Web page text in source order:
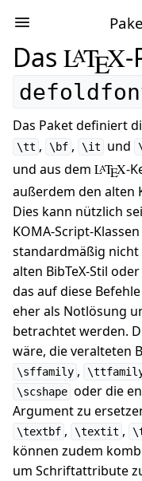
Das LATEX-
Das Paket definiert
\tt , \bf , \it und
und aus dem LATEX-
außerdem den alten
Dies kann nützlich
KOMA-Script-
standardmäßig
alten BibTeX-Stil
das auf diese
eher als Notlösung
betrachtet werden.
wäre, die veralteten
\sffamily ,
\scshape oder die
Argument zu
\textbf , \textit ,
können zudem
um Schriftattribute